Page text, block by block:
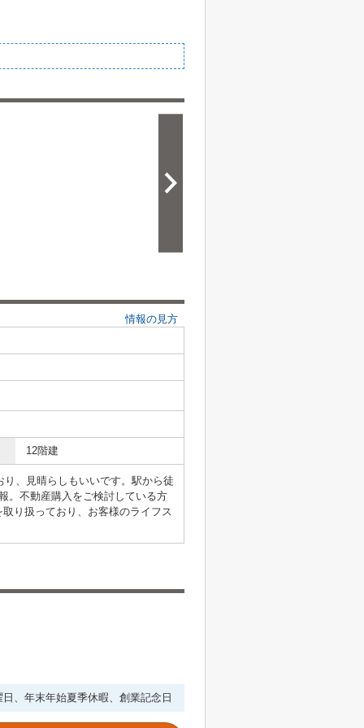
情報の見方
12階建
、見晴らしもいいです。駅から徒
。不動産購入をご検討している方
り扱っており、お客様のライフス
、年末年始夏季休暇、創業記念日